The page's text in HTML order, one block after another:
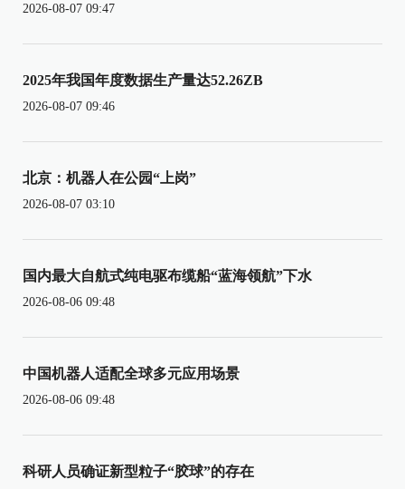
2026-08-07 09:47
2025年我国年度数据生产量达52.26ZB
2026-08-07 09:46
北京：机器人在公园“上岗”
2026-08-07 03:10
国内最大自航式纯电驱布缆船“蓝海领航”下水
2026-08-06 09:48
中国机器人适配全球多元应用场景
2026-08-06 09:48
科研人员确证新型粒子“胶球”的存在